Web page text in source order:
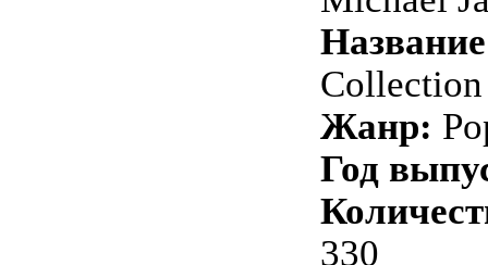
Жанр:
Год
330